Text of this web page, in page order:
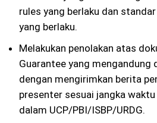
rules yang berlaku dan
yang berlaku.
Melakukan penolakan atas
Guarantee yang mengandung
dengan mengirimkan berita
presenter sesuai jangka
dalam UCP/PBI/ISBP/URDG.